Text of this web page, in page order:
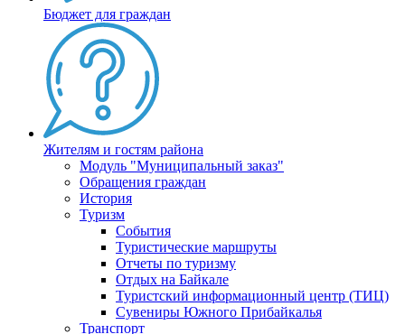
Бюджет для граждан
Жителям и гостям района
Модуль "Муниципальный заказ"
Обращения граждан
История
Туризм
События
Туристические маршруты
Отчеты по туризму
Отдых на Байкале
Туристский информационный центр (ТИЦ)
Сувениры Южного Прибайкалья
Транспорт